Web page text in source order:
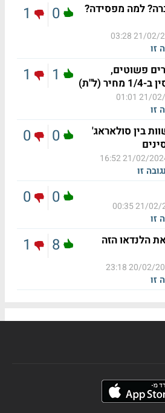
למה מפסידה?
21/02/
זו
0
1
פשוטים,
(ל"ת)
21/02/
זו
1
1
בין סולאראג'
21/02/2024
זו
0
0
21/02/
זו
0
0
הלנדאו הזה
20/02/2024
זו
8
1